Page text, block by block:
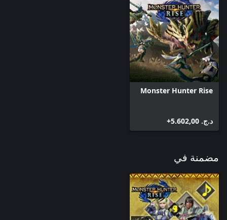
Monster Hunter Rise
د.ج.‏ 5.602,00+
مضمنة في